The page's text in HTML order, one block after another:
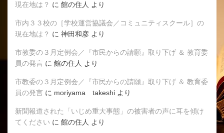
現在地は？ に 館の住人 より
市内３３校の［学校運営協議会／コミュニティスクール］の
現在地は？ に 神田和彦 より
市教委の３月定例会／『市民からの請願』取り下げ ＆ 教育委
員の発言 に 館の住人 より
市教委の３月定例会／『市民からの請願』取り下げ ＆ 教育委
員の発言 に moriyama takeshi より
新聞報道された「いじめ重大事態」の被害者の声に耳を傾け
てください に 館の住人 より